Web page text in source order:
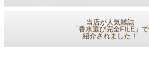
当店が人気雑誌
「香水選び完全FILE」で
紹介されました！